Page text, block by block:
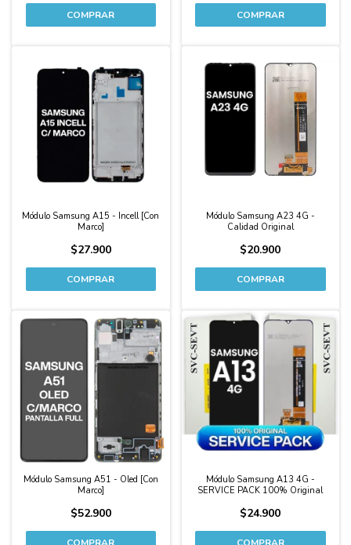
Módulo Samsung A15 - Incell [Con
Marco]
$27.900
Módulo Samsung A23 4G -
Calidad Original
$20.900
Módulo Samsung A51 - Oled [Con
Marco]
$52.900
Módulo Samsung A13 4G -
SERVICE PACK 100% Original
$24.900